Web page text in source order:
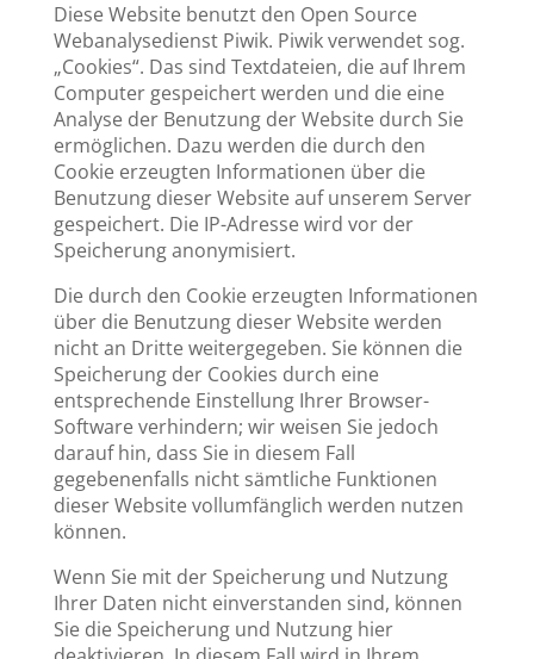
Diese Website benutzt den Open Source
Webanalysedienst Piwik. Piwik verwendet sog.
„Cookies“. Das sind Textdateien, die auf Ihrem
Computer gespeichert werden und die eine
Analyse der Benutzung der Website durch Sie
ermöglichen. Dazu werden die durch den
Cookie erzeugten Informationen über die
Benutzung dieser Website auf unserem Server
gespeichert. Die IP-Adresse wird vor der
Speicherung anonymisiert.
Die durch den Cookie erzeugten Informationen
über die Benutzung dieser Website werden
nicht an Dritte weitergegeben. Sie können die
Speicherung der Cookies durch eine
entsprechende Einstellung Ihrer Browser-
Software verhindern; wir weisen Sie jedoch
darauf hin, dass Sie in diesem Fall
gegebenenfalls nicht sämtliche Funktionen
dieser Website vollumfänglich werden nutzen
können.
Wenn Sie mit der Speicherung und Nutzung
Ihrer Daten nicht einverstanden sind, können
Sie die Speicherung und Nutzung hier